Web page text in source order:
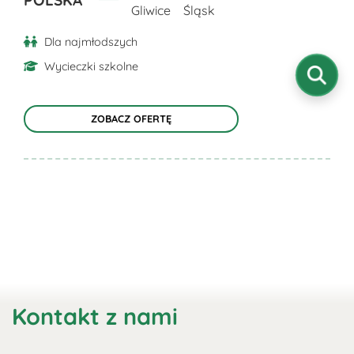
produktu
Gliwice
Śląsk
Dla najmłodszych
Wycieczki szkolne
ZOBACZ OFERTĘ
Kontakt z nami